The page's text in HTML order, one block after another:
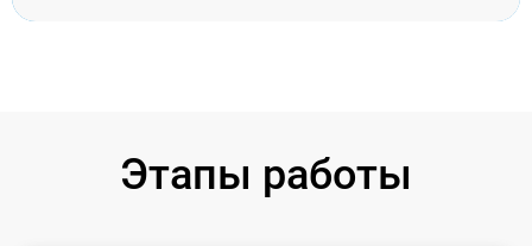
Этапы работы